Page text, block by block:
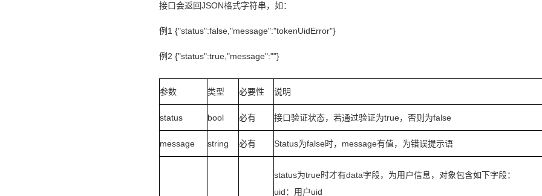
接口会返回JSON格式字符串，如：
例1 {"status":false,"message":"tokenUidError"}
例2 {"status":true,"message":""}
参数 类型 必要性 说明
status bool 必有 接口验证状态，若通过验证为true，否则为false
message string 必有 Status为false时，message有值，为错误提示语
status为true时才有data字段，为用户信息，对象包含如下字段：
uid：用户uid